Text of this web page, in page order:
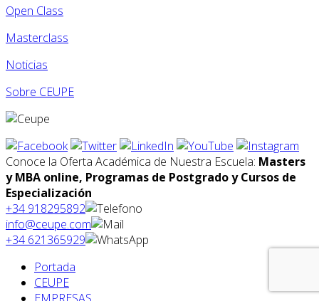
Open Class
Masterclass
Noticias
Sobre CEUPE
Conoce la Oferta Académica de Nuestra Escuela: Masters
y MBA online, Programas de Postgrado y Cursos de
Especialización
+34 918295892
info@ceupe.com
+34 621365929
Portada
CEUPE